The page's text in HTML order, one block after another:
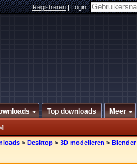
Registreren|Login:
Top downloads Meer
> Desktop > 3D modelleren > Blender